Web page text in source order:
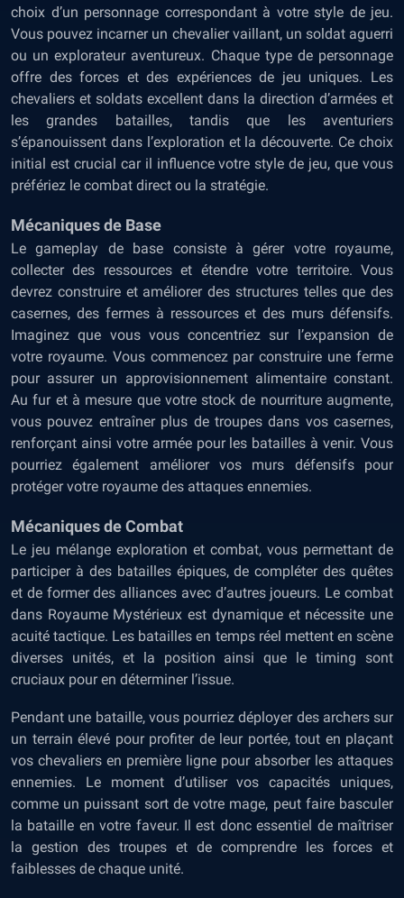
choix d’un personnage correspondant à votre style de jeu.
Vous pouvez incarner un chevalier vaillant, un soldat aguerri
ou un explorateur aventureux. Chaque type de personnage
offre des forces et des expériences de jeu uniques. Les
chevaliers et soldats excellent dans la direction d’armées et
les grandes batailles, tandis que les aventuriers
s’épanouissent dans l’exploration et la découverte. Ce choix
initial est crucial car il influence votre style de jeu, que vous
préfériez le combat direct ou la stratégie.
Mécaniques de Base
Le gameplay de base consiste à gérer votre royaume,
collecter des ressources et étendre votre territoire. Vous
devrez construire et améliorer des structures telles que des
casernes, des fermes à ressources et des murs défensifs.
Imaginez que vous vous concentriez sur l’expansion de
votre royaume. Vous commencez par construire une ferme
pour assurer un approvisionnement alimentaire constant.
Au fur et à mesure que votre stock de nourriture augmente,
vous pouvez entraîner plus de troupes dans vos casernes,
renforçant ainsi votre armée pour les batailles à venir. Vous
pourriez également améliorer vos murs défensifs pour
protéger votre royaume des attaques ennemies.
Mécaniques de Combat
Le jeu mélange exploration et combat, vous permettant de
participer à des batailles épiques, de compléter des quêtes
et de former des alliances avec d’autres joueurs. Le combat
dans Royaume Mystérieux est dynamique et nécessite une
acuité tactique. Les batailles en temps réel mettent en scène
diverses unités, et la position ainsi que le timing sont
cruciaux pour en déterminer l’issue.
Pendant une bataille, vous pourriez déployer des archers sur
un terrain élevé pour profiter de leur portée, tout en plaçant
vos chevaliers en première ligne pour absorber les attaques
ennemies. Le moment d’utiliser vos capacités uniques,
comme un puissant sort de votre mage, peut faire basculer
la bataille en votre faveur. Il est donc essentiel de maîtriser
la gestion des troupes et de comprendre les forces et
faiblesses de chaque unité.